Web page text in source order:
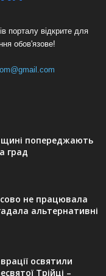
порталу відкрите для
обов'язове!
попереджають
град
не працювала
альтернативні
освятили
Трійці –